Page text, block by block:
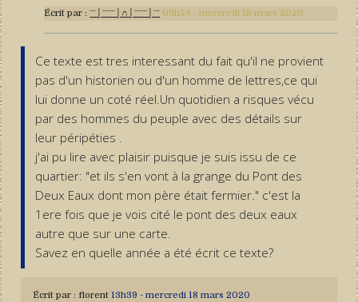
Écrit par :ˉˉ│ˉˉˉˉ│∩│ˉˉˉˉ│ˉˉ 09h54 -mercredi 18 mars 2020
Ce texte est tres interessant du fait qu'il ne provient
pas d'un historien ou d'un homme de lettres,ce qui
lui donne un coté réel.Un quotidien a risques vécu
par des hommes du peuple avec des détails sur
leur péripéties .
j'ai pu lire avec plaisir puisque je suis issu de ce
quartier: "et ils s'en vont à la grange du Pont des
Deux Eaux dont mon père était fermier." c'est la
1ere fois que je vois cité le pont des deux eaux
autre que sur une carte.
Savez en quelle année a été écrit ce texte?
Écrit par : florent 13h39 - mercredi 18 mars 2020